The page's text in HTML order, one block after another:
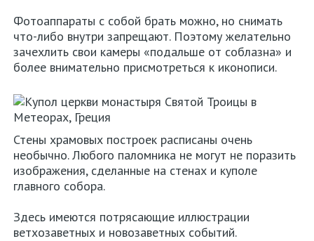
Фотоаппараты с собой брать можно, но снимать
что-либо внутри запрещают. Поэтому желательно
зачехлить свои камеры «подальше от соблазна» и
более внимательно присмотреться к иконописи.
Стены храмовых построек расписаны очень
необычно. Любого паломника не могут не поразить
изображения, сделанные на стенах и куполе
главного собора.
Здесь имеются потрясающие иллюстрации
ветхозаветных и новозаветных событий.